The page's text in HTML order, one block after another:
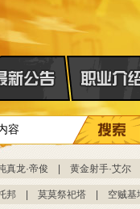
真龙·帝俊 黄金射手·艾尔
邦 莫莫祭祀塔 空贼基